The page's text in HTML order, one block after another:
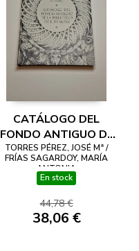
CATÁLOGO DEL
FONDO ANTIGUO DE
LA BIBLIOTECA DE
LUIS MOYA.
UNIVERSIDAD DE
TORRES PÉREZ, JOSÉ Mª /
FRÍAS SAGARDOY, MARÍA
ANTONIA
En stock
44,78 €
38,06 €